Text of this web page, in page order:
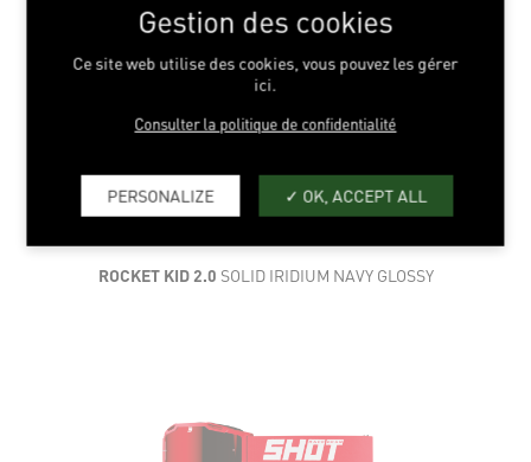
ROCKET KID 2.0 SOLID IRIDIUM NAVY GLOSSY
Gestion des cookies
Ce site web utilise des cookies, vous pouvez les gérer
ici.
Consulter la politique de confidentialité
PERSONALIZE OK, ACCEPT ALL